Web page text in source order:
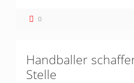
0
Handballer
Stelle